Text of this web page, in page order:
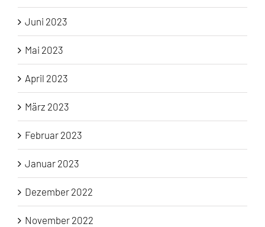
Juni 2023
Mai 2023
April 2023
März 2023
Februar 2023
Januar 2023
Dezember 2022
November 2022